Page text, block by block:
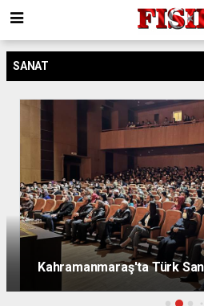
SANAT
Kahramanmaraş'ta Türk